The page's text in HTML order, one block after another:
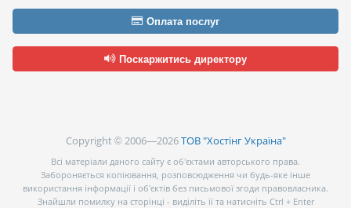
Оплата послуг
Поскаржитись директору
Copyright © 2006—2026ТОВ "Хостінг Україна"
Всі матеріали даного сайту є об’єктами авторського права.
Забороняється копіювання, розповсюдження чи будь-яке інше
використання інформації і об’єктів без письмової згоди правовласника.
Знайшли помилку на сторінці - виділіть її та натисніть Ctrl + Enter